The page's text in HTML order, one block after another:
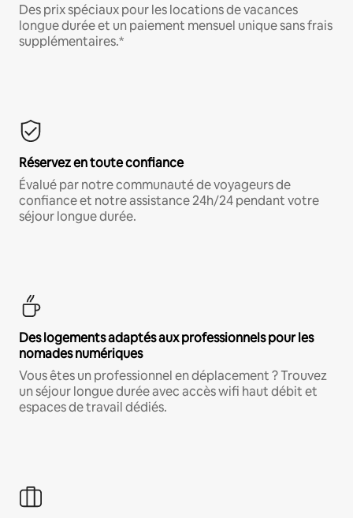
Des prix spéciaux pour les locations de vacances
longue durée et un paiement mensuel unique sans frais
supplémentaires.*
Réservez en toute confiance
Évalué par notre communauté de voyageurs de
confiance et notre assistance 24h/24 pendant votre
séjour longue durée.
Des logements adaptés aux professionnels pour les
nomades numériques
Vous êtes un professionnel en déplacement ? Trouvez
un séjour longue durée avec accès wifi haut débit et
espaces de travail dédiés.